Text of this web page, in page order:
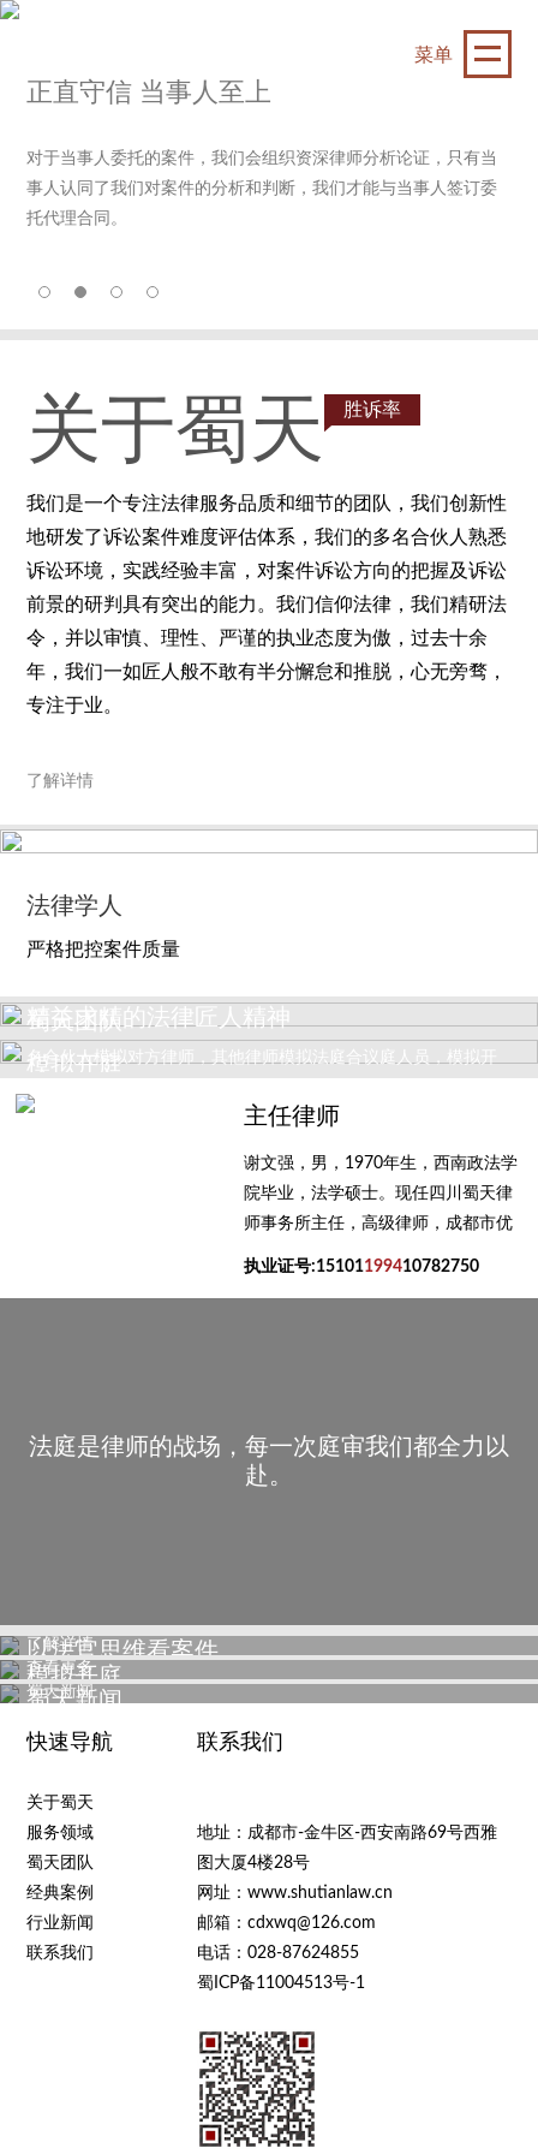
菜单
正直守信 当事人至上
对于当事人委托的案件，我们会组织资深律师分析论证，只有当
事人认同了我们对案件的分析和判断，我们才能与当事人签订委
托代理合同。
关于蜀天 胜诉率
我们是一个专注法律服务品质和细节的团队，我们创新性
地研发了诉讼案件难度评估体系，我们的多名合伙人熟悉
诉讼环境，实践经验丰富，对案件诉讼方向的把握及诉讼
前景的研判具有突出的能力。我们信仰法律，我们精研法
令，并以审慎、理性、严谨的执业态度为傲，过去十余
年，我们一如匠人般不敢有半分懈怠和推脱，心无旁骛，
专注于业。
了解详情
法律学人
严格把控案件质量
蜀天团队
精益求精的法律匠人精神
模拟开庭
案件开庭前五天，组织模拟开庭，我所主办律师为本方，指定一
名合伙人模拟对方律师，其他律师模拟法庭合议庭人员，模拟开
主任律师
谢文强，男，1970年生，西南政法学
院毕业，法学硕士。现任四川蜀天律
师事务所主任，高级律师，成都市优
秀律师，成都市律师协会刑事专业律
执业证号:15101199410782750
法庭是律师的战场，每一次庭审我们都全力以
赴。
以法官思维看案件
了解详情
模拟开庭
查看更多
蜀天新闻
蜀天新闻
快速导航
关于蜀天
服务领域
蜀天团队
经典案例
行业新闻
联系我们
联系我们
地址：成都市-金牛区-西安南路69号西雅
图大厦4楼28号
网址：www.shutianlaw.cn
邮箱：cdxwq@126.com
电话：028-87624855
蜀ICP备11004513号-1